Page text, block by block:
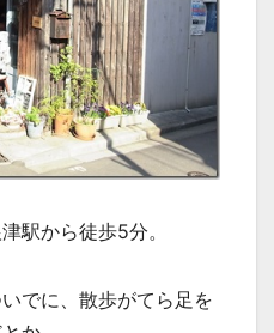
駅から徒歩5分。
でに、散歩がてら足を